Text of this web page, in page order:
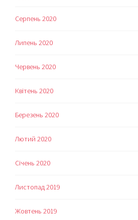
Серпень 2020
Липень 2020
Червень 2020
Квітень 2020
Березень 2020
Лютий 2020
Січень 2020
Листопад 2019
Жовтень 2019